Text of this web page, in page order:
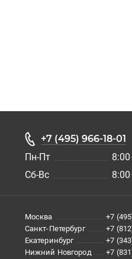
+7 (495) 966-18-01
Пн-Пт
Сб-Вс
Москва
+7
Санкт-Петербург
+7
Екатеринбург
+7
Нижний Новгород
+7